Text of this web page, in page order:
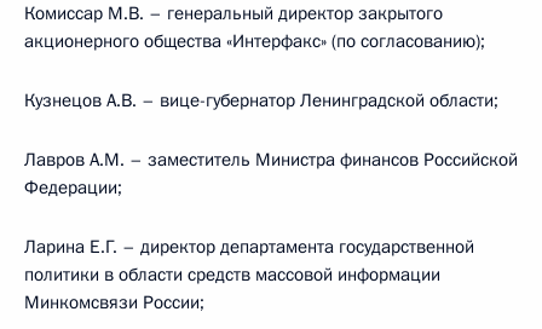
Комиссар М.В. – генеральный директор закрытого
акционерного общества «Интерфакс» (по согласованию);
Кузнецов А.В. – вице-губернатор Ленинградской области;
Лавров А.М. – заместитель Министра финансов Российской
Федерации;
Ларина Е.Г. – директор департамента государственной
политики в области средств массовой информации
Минкомсвязи России;